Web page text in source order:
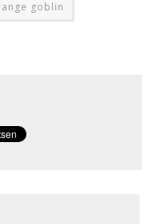
goblin